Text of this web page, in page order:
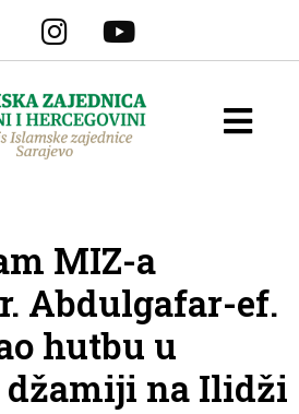
MIZ-a
Abdulgafar-ef.
hutbu u
džamiji na Ilidži